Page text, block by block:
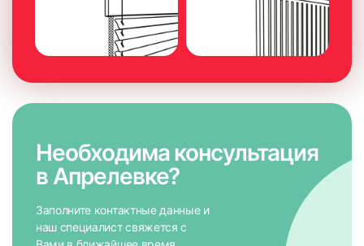
Необходима консультация
в Апрелевке?
Заполните контактные данные и
наш специалист свяжется с